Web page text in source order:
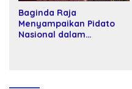
Baginda Raja
Menyampaikan Pidato
Nasional dalam